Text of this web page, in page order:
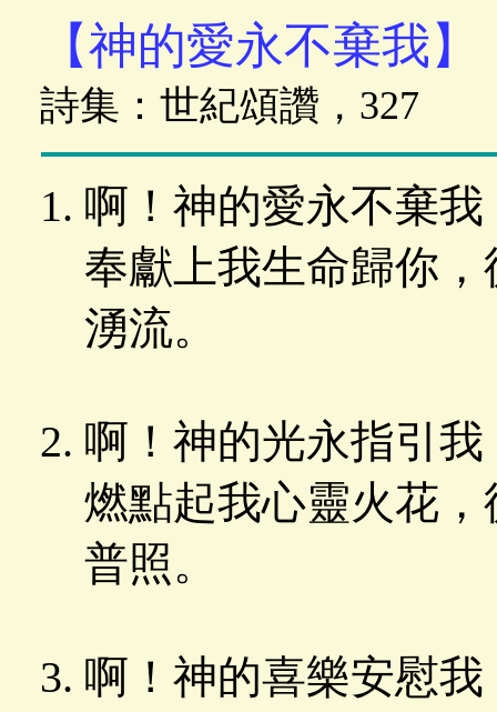
【神的愛永不棄我】
詩集：世紀頌讚，327
啊！神的愛永不棄
奉獻上我生命歸你
湧流。
啊！神的光永指引
燃點起我心靈火花
普照。
啊！神的喜樂安慰